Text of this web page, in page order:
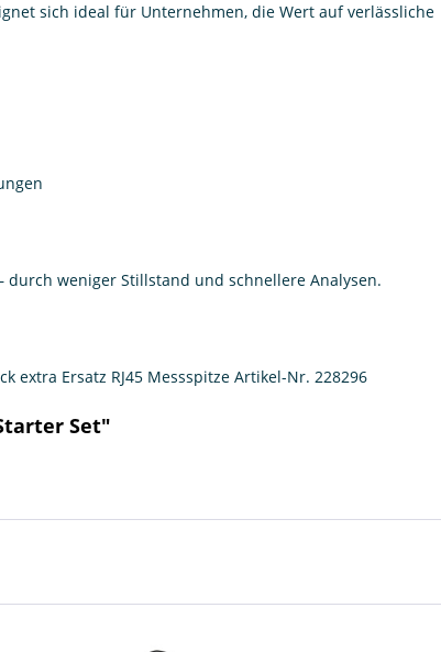
sich ideal für Unternehmen, die Wert auf verlässliche
weniger Stillstand und schnellere Analysen.
extra Ersatz RJ45 Messspitze Artikel-Nr. 228296
Set"